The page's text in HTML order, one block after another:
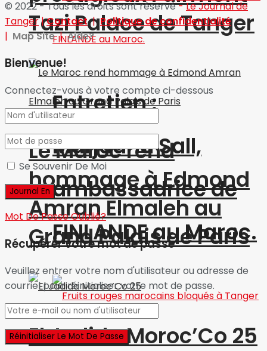
Tazi Palace de Tanger
Le Maroc rend
hommage à Edmond
Amran Elmaleh au
Grand Palais de Paris
El Jadida Moroc’Co 25
Entretien :
Marjaana Sall,
ambassadrice de
FINLANDE au Maroc.
© 2022 - Tous les droits sont réservé-Le Journal de
Tanger|Contact |Politique de confidentialité
| Map Site|Aide?
Bienvenue!
Connectez-vous à votre compte ci-dessous
Se Souvenir De Moi
Mot De Passe Oublié?
Récupérer votre mot de passe
Veuillez entrer votre nom d'utilisateur ou adresse de
courriel pour réinitialiser votre mot de passe.